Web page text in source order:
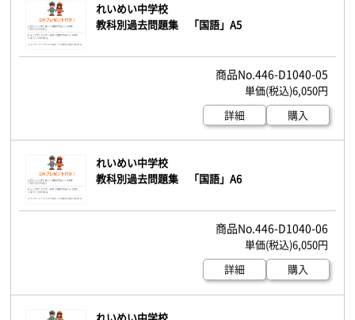
れいめい中学校
教科別過去問題集 「国語」A5
446-D1040-05
6,050円
詳細
購入
れいめい中学校
教科別過去問題集 「国語」A6
446-D1040-06
6,050円
詳細
購入
れいめい中学校